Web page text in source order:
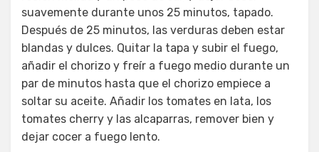
suavemente durante unos 25 minutos, tapado.
Después de 25 minutos, las verduras deben estar
blandas y dulces. Quitar la tapa y subir el fuego,
añadir el chorizo y freír a fuego medio durante un
par de minutos hasta que el chorizo empiece a
soltar su aceite. Añadir los tomates en lata, los
tomates cherry y las alcaparras, remover bien y
dejar cocer a fuego lento.